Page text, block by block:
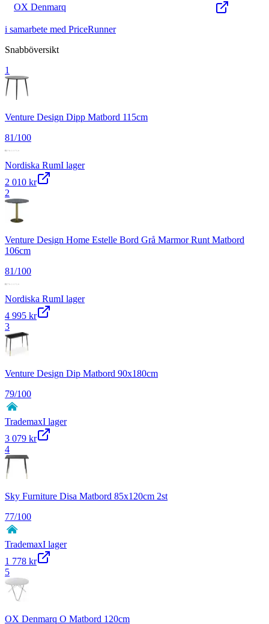
OX Denmarq
i samarbete med PriceRunner
Snabböversikt
1
Venture Design Dipp Matbord 115cm
81/100
Nordiska RumI lager
2 010 kr
2
Venture Design Home Estelle Bord Grå Marmor Runt Matbord
106cm
81/100
Nordiska RumI lager
4 995 kr
3
Venture Design Dip Matbord 90x180cm
79/100
TrademaxI lager
3 079 kr
4
Sky Furniture Disa Matbord 85x120cm 2st
77/100
TrademaxI lager
1 778 kr
5
OX Denmarq O Matbord 120cm